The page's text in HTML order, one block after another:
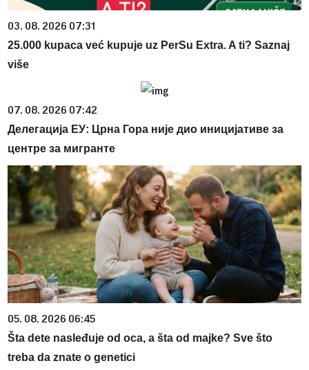
03. 08. 2026 07:31
25.000 kupaca već kupuje uz PerSu Extra. A ti? Saznaj
više
07. 08. 2026 07:42
Делегација ЕУ: Црна Гора није дио иницијативе за
центре за мигранте
05. 08. 2026 06:45
Šta dete nasleđuje od oca, a šta od majke? Sve što
treba da znate o genetici